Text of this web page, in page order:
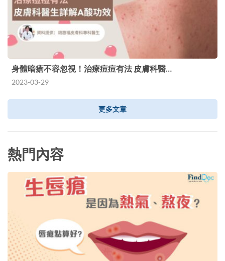
身體暗瘡不容忽視！治療痘痘有法 皮膚科醫…
2023-03-29
更多文章
熱門內容